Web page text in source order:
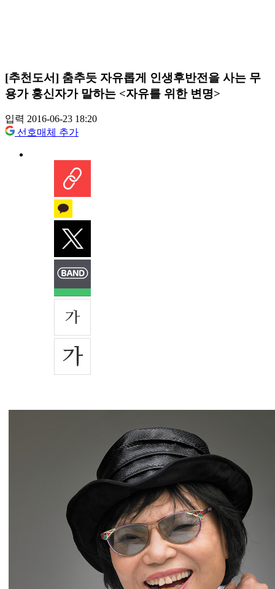
[추천도서] 춤추듯 자유롭게 인생후반전을 사는 무
용가 홍신자가 말하는 <자유를 위한 변명>
입력 2016-06-23 18:20
선호매체 추가